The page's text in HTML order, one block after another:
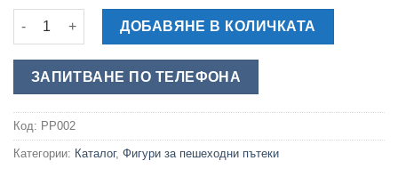
количество за Момиче - Обемна Фигура за Пешеходна
ДОБАВЯНЕ В КОЛИЧКАТА
ЗАПИТВАНЕ ПО ТЕЛЕФОНА
Код: PP002
Категории: Каталог, Фигури за пешеходни пътеки